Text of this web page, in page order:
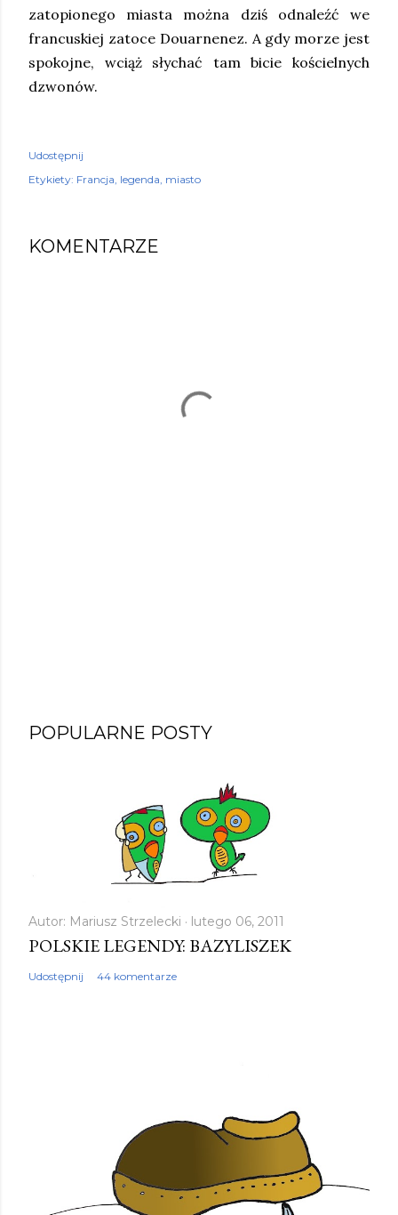
zatopionego miasta można dziś odnaleźć we
francuskiej zatoce Douarnenez. A gdy morze jest
spokojne, wciąż słychać tam bicie kościelnych
dzwonów.
Udostępnij
Etykiety: Francja legenda miasto
KOMENTARZE
POPULARNE POSTY
Autor: Mariusz Strzelecki lutego 06, 2011
POLSKIE LEGENDY: BAZYLISZEK
Udostępnij 44 komentarze